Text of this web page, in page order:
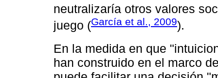
neutralizaría otros valores
juego (García et al., 2009).
En la medida en que
han construido en el marco